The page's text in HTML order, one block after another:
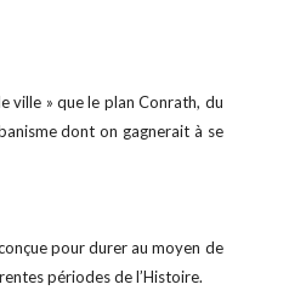
ville » que le plan Conrath, du
dont on gagnerait à se
pour durer au moyen de
périodes de l’Histoire.